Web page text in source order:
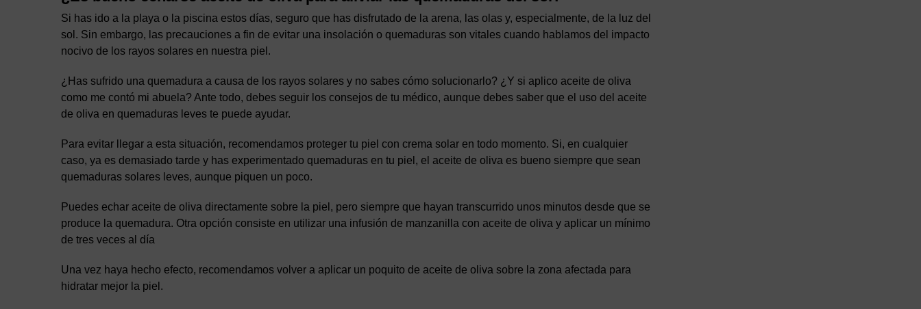
Si has ido a la playa o la piscina estos días, seguro que has disfrutado de la arena, las olas y, especialmente, de la luz del
sol. Sin embargo, las precauciones a fin de evitar una insolación o quemaduras son vitales cuando hablamos del impacto
nocivo de los rayos solares en nuestra piel.
¿Has sufrido una quemadura a causa de los rayos solares y no sabes cómo solucionarlo? ¿Y si aplico aceite de oliva
como me contó mi abuela? Ante todo, debes seguir los consejos de tu médico, aunque debes saber que el uso del aceite
de oliva en quemaduras leves te puede ayudar.
Para evitar llegar a esta situación, recomendamos proteger tu piel con crema solar en todo momento. Si, en cualquier
caso, ya es demasiado tarde y has experimentado quemaduras en tu piel, el aceite de oliva es bueno siempre que sean
quemaduras solares leves, aunque piquen un poco.
Puedes echar aceite de oliva directamente sobre la piel, pero siempre que hayan transcurrido unos minutos desde que se
produce la quemadura. Otra opción consiste en utilizar una infusión de manzanilla con aceite de oliva y aplicar un mínimo
de tres veces al día
Una vez haya hecho efecto, recomendamos volver a aplicar un poquito de aceite de oliva sobre la zona afectada para
hidratar mejor la piel.